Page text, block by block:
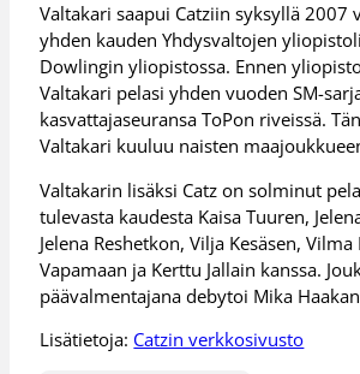
Valtakari saapui Catziin syksyllä 2007
yhden kauden Yhdysvaltojen
Dowlingin yliopistossa. Ennen
Valtakari pelasi yhden vuoden SM-
kasvattajaseuransa ToPon riveissä.
Valtakari kuuluu naisten
Valtakarin lisäksi Catz on solminut
tulevasta kaudesta Kaisa Tuuren,
Jelena Reshetkon, Vilja Kesäsen, Vilma
Vapamaan ja Kerttu Jallain kanssa.
päävalmentajana debytoi Mika
Lisätietoja: Catzin verkkosivusto